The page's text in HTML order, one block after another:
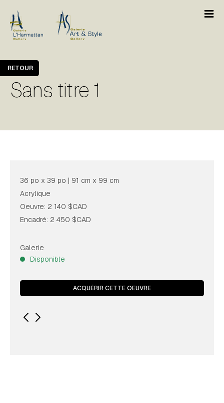
Sans titre 1
RETOUR
36 po x 39 po | 91 cm x 99 cm
Acrylique
Oeuvre: 2 140 $CAD
Encadré: 2 450 $CAD
Galerie
Disponible
ACQUÉRIR CETTE OEUVRE